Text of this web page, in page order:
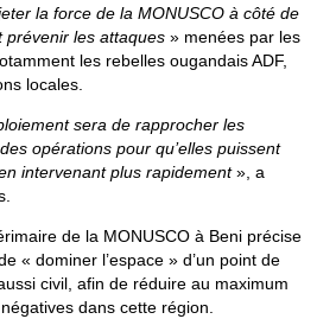
la force de la MONUSCO à côté de
prévenir les attaques» menées par les
les rebelles ougandais ADF,
locales.
sera de rapprocher les
opérations pour qu’elles puissent
intervenant plus rapidement», a
de la MONUSCO à Beni précise
« dominer l’espace » d’un point de
civil, afin de réduire au maximum
dans cette région.